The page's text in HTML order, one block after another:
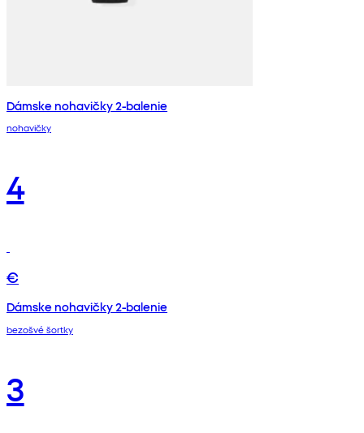
Dámske nohavičky 2-balenie
nohavičky
4
€
Dámske nohavičky 2-balenie
bezošvé šortky
3